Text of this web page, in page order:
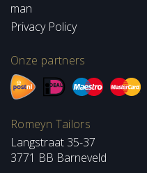
man
Privacy Policy
Onze partners
Romeyn Tailors
Langstraat 35-37
3771 BB Barneveld